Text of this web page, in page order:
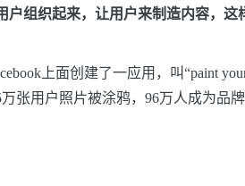
组织起来，让用户来制造内容，这
上面创建了一应用，叫“paint
张用户照片被涂鸦，96万人成为品